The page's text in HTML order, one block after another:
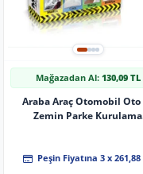
Mağazadan Al: 130,09 TL
Araba Araç Otomobil Oto
Zemin Parke Kurulama
Peşin Fiyatına 3 x 261,88